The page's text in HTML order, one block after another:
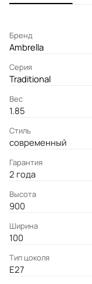
Бренд
Ambrella
Серия
Traditional
Вес
1.85
Стиль
современный
Гарантия
2 года
Высота
900
Ширина
100
Тип цоколя
E27